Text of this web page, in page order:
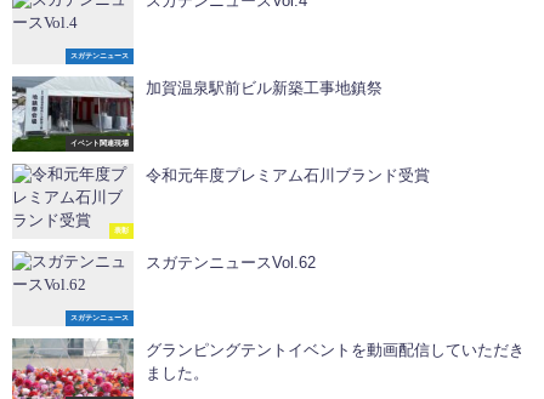
スガテンニュース
イベント関連現場
加賀温泉駅前ビル新築工事地鎮祭
表彰
令和元年度プレミアム石川ブランド受賞
スガテンニュース
スガテンニュースVol.62
グランピングテントイベントを動画配信していただき
ました。